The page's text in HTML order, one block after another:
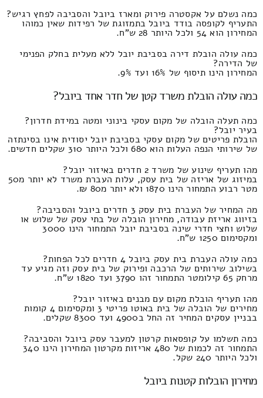
כמה נשלם על אקסטרה פירוק ומארז ביובל והסביבה לפחץ רגיש?
התעריף לקופסה בודד ביובל בתמזוגת של רפידות שאין כמוהו
המחירון הוא 54 ולכל היותר 28 ש"ח.
כמה עולה הובלת דירה בסביבת יובל ללא מעלית בחלק הפנימי
של הדירה?
המחירון הינו תיסוף של 16% ועד 9%.
כמה עולה הובלת משרד קטן של חדר אחד ביובל?
כמה תעלה הובלה של מקום עסקי בינוני ומטה במידת חדרון?
בעיר יובל?
הובלת פריטים של מקום עסקי בסביבת יובל יסודית אינו בסינתזה
של שירותי הנפה העלות הוא 680 ולכל היותר 310 שקלים חדשים.
מהו תעריף שינוע של משרד 2 חדרים באיזור יובל?
במיזוג של אריזה של בית עסק, עלות העברת משרד לא יותר מ50
מטר רבוע התמחור הינו 1870 ולא יותר מ80 ₪.
מה המחיר של העברת בית עסק 3 חדרים ביובל והסביבה?
בזיווג אריזת עבודה, מחירון הובלה של בתי עסק של שלוש או
שלוש וחצי חדרי שינה בסביבת יובל התמחור הינו 3000
ומקסימום 1250 ש"ח.
כמה עולה העברת בית עסק ביובל 4 חדרים לכל הפחות?
בשילוב שירותים של הרכבה ופירוק של בית עסק וזה מגיע עד
מרחק 65 קילומטר התמחור זהו 3790 ועד 1820 ש"ח.
מהו תעריף הובלת מקום עם מבנים באיזור יובל?
מחירים של הובלה של בית באוטו פריטי 3 ומקסימום 4 קומות
בבניין עסקים המחיר זה החל ב4900 ועד 8300 שקלים.
כמה תשלמו על קופסאות קרטון למעבר עסק ביובל והסביבה?
התמחור זה לכמות של 480 אריזות מקרטון המחירון הינו 340
ולכל היותר 240 שקל.
מחירון הובלות קטנות ביובל